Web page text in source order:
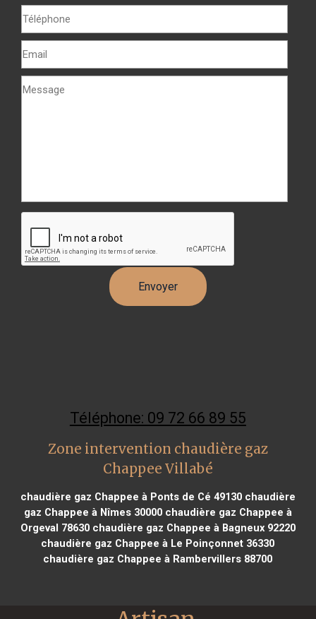
Téléphone: 09 72 66 89 55
Zone intervention chaudière gaz
Chappee Villabé
chaudière gaz Chappee à Ponts de Cé 49130chaudière
gaz Chappee à Nîmes 30000chaudière gaz Chappee à
Orgeval 78630chaudière gaz Chappee à Bagneux 92220
chaudière gaz Chappee à Le Poinçonnet 36330
chaudière gaz Chappee à Rambervillers 88700